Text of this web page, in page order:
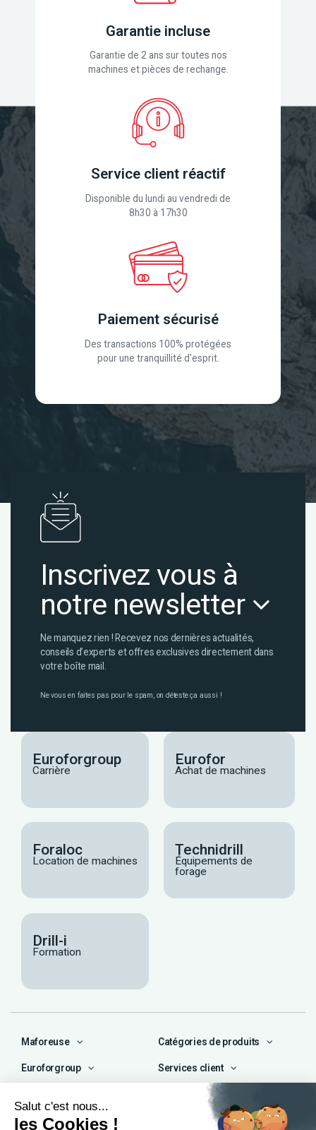
Garantie incluse
Garantie de 2 ans sur toutes nos
machines et pièces de rechange.
Service client réactif
Disponible du lundi au vendredi de
8h30 à 17h30
Paiement sécurisé
Des transactions 100% protégées
pour une tranquillité d'esprit.
Inscrivez vous à
notre newsletter
Ne manquez rien ! Recevez nos dernières actualités,
conseils d’experts et offres exclusives directement dans
votre boîte mail.
Ne vous en faites pas pour le spam, on déteste ça aussi !
Euroforgroup
Carrière
Eurofor
Achat de machines
Foraloc
Location de machines
Technidrill
Équipements de
forage
Drill-i
Formation
Maforeuse Catégories de produits
Euroforgroup Services client